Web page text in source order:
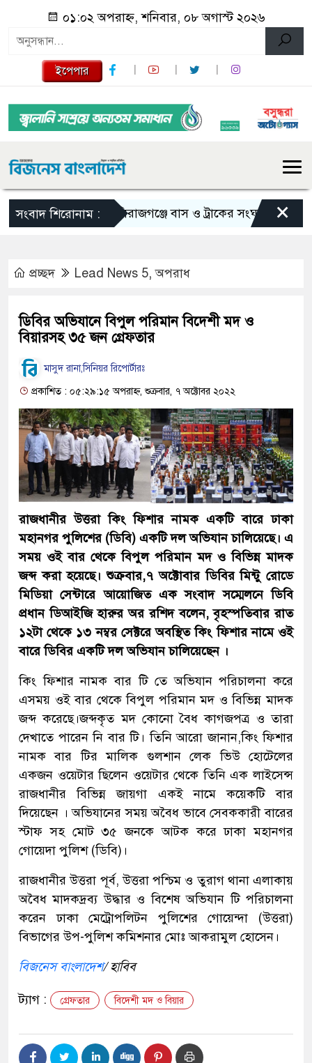
০১:০২ অপরাহ্ন, শনিবার, ০৮ অগাস্ট ২০২৬
ইপেপার
সংবাদ শিরোনাম :সিরাজগঞ্জে বাস ও ট্রাকের সংঘর্ষে নিহত ২×
প্রচ্ছদ Lead News 5,অপরাধ
ডিবির অভিযানে বিপুল পরিমান বিদেশী মদ ও
বিয়ারসহ ৩৫ জন গ্রেফতার
মাসুদ রানা,সিনিয়র রিপোর্টারঃ
প্রকাশিত : ০৫:২৯:১৫ অপরাহ্ন, শুক্রবার, ৭ অক্টোবর ২০২২
রাজধানীর উত্তরা কিং ফিশার নামক একটি বারে ঢাকা
মহানগর পুলিশের (ডিবি) একটি দল অভিযান চালিয়েছে। এ
সময় ওই বার থেকে বিপুল পরিমান মদ ও বিভিন্ন মাদক
জব্দ করা হয়েছে। শুক্রবার,৭ অক্টোবার ডিবির মিন্টু রোডে
মিডিয়া সেন্টারে আয়োজিত এক সংবাদ সম্মেলনে ডিবি
প্রধান ডিআইজি হারুর অর রশিদ বলেন, বৃহস্পতিবার রাত
১২টা থেকে ১৩ নম্বর সেক্টরে অবস্থিত কিং ফিশার নামে ওই
বারে ডিবির একটি দল অভিযান চালিয়েছেন ।
কিং ফিশার নামক বার টি তে অভিযান পরিচালনা করে
এসময় ওই বার থেকে বিপুল পরিমান মদ ও বিভিন্ন মাদক
জব্দ করেছে।জব্দকৃত মদ কোনো বৈধ কাগজপত্র ও তারা
দেখাতে পারেন নি বার টি। তিনি আরো জানান,কিং ফিশার
নামক বার টির মালিক গুলশান লেক ভিউ হোটেলের
একজন ওয়েটার ছিলেন ওয়েটার থেকে তিনি এক লাইসেন্স
রাজধানীর বিভিন্ন জায়গা একই নামে কয়েকটি বার
দিয়েছেন । অভিযানের সময় অবৈধ ভাবে সেবককারী বারের
স্টাফ সহ মোট ৩৫ জনকে আটক করে ঢাকা মহানগর
গোয়েদা পুলিশ (ডিবি)।
রাজধানীর উত্তরা পূর্ব, উত্তরা পশ্চিম ও তুরাগ থানা এলাকায়
অবৈধ মাদকদ্রব্য উদ্ধার ও বিশেষ অভিযান টি পরিচালনা
করেন ঢাকা মেট্রোপলিটন পুলিশের গোয়েন্দা (উত্তরা)
বিভাগের উপ-পুলিশ কমিশনার মোঃ আকরামুল হোসেন।
বিজনেস বাংলাদেশ/ হাবিব
ট্যাগ : গ্রেফতার বিদেশী মদ ও বিয়ার